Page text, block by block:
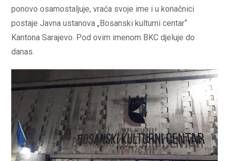
ponovo osamostaljuje, vraća svoje ime i u konačnici
postaje Javna ustanova „Bosanski kulturni centar“
Kantona Sarajevo. Pod ovim imenom BKC djeluje do
danas.